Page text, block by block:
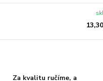
Za kvalitu ručíme, a